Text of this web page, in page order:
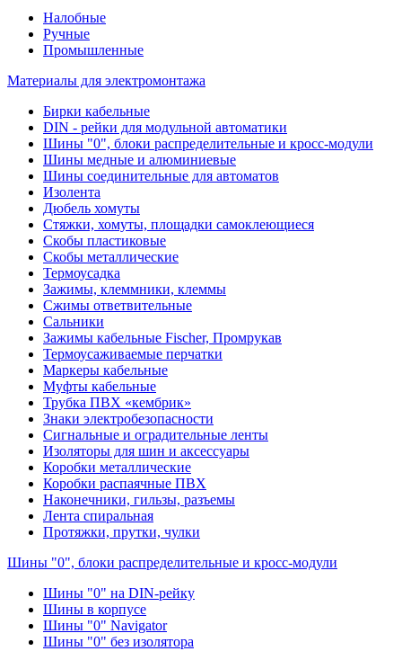
Налобные
Ручные
Промышленные
Материалы для электромонтажа
Бирки кабельные
DIN - рейки для модульной автоматики
Шины "0", блоки распределительные и кросс-модули
Шины медные и алюминиевые
Шины соединительные для автоматов
Изолента
Дюбель хомуты
Стяжки, хомуты, площадки самоклеющиеся
Скобы пластиковые
Скобы металлические
Термоусадка
Зажимы, клеммники, клеммы
Сжимы ответвительные
Сальники
Зажимы кабельные Fischer, Промрукав
Термоусаживаемые перчатки
Маркеры кабельные
Муфты кабельные
Трубка ПВХ «кембрик»
Знаки электробезопасности
Сигнальные и оградительные ленты
Изоляторы для шин и аксессуары
Коробки металлические
Коробки распаячные ПВХ
Наконечники, гильзы, разъемы
Лента спиральная
Протяжки, прутки, чулки
Шины "0", блоки распределительные и кросс-модули
Шины "0" на DIN-рейку
Шины в корпусе
Шины "0" Navigator
Шины "0" без изолятора